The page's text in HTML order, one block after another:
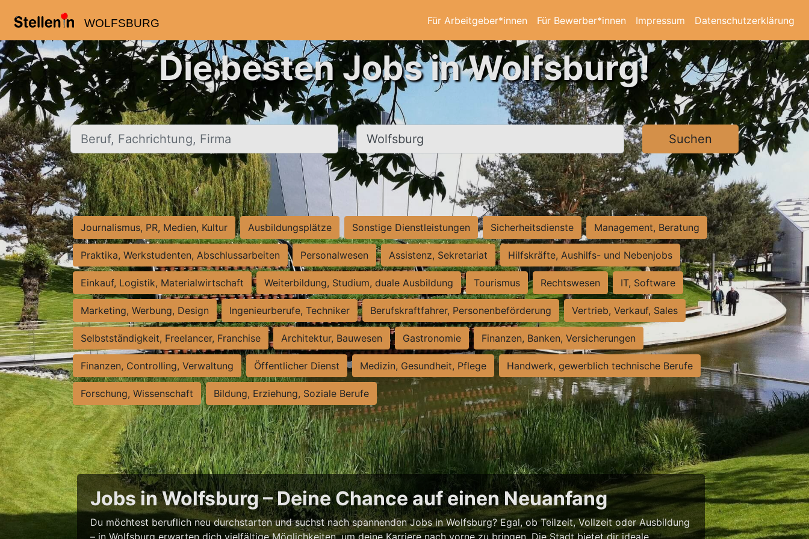
WOLFSBURG Für Arbeitgeber*innen Für Bewerber*innen Impressum Datenschutzerklärung
Die besten Jobs in Wolfsburg!
Beruf, Fachrichtung, Firma Ort, Stadt Suchen
Journalismus, PR, Medien, Kultur Ausbildungsplätze Sonstige Dienstleistungen Sicherheitsdienste Management, Beratung
Praktika, Werkstudenten, Abschlussarbeiten Personalwesen Assistenz, Sekretariat Hilfskräfte, Aushilfs- und Nebenjobs
Einkauf, Logistik, Materialwirtschaft Weiterbildung, Studium, duale Ausbildung Tourismus Rechtswesen IT, Software
Marketing, Werbung, Design Ingenieurberufe, Techniker Berufskraftfahrer, Personenbeförderung Vertrieb, Verkauf, Sales
Selbstständigkeit, Freelancer, Franchise Architektur, Bauwesen Gastronomie Finanzen, Banken, Versicherungen
Finanzen, Controlling, Verwaltung Öffentlicher Dienst Medizin, Gesundheit, Pflege Handwerk, gewerblich technische Berufe
Forschung, Wissenschaft Bildung, Erziehung, Soziale Berufe
Jobs in Wolfsburg – Deine Chance auf einen Neuanfang
Du möchtest beruflich neu durchstarten und suchst nach spannenden Jobs in Wolfsburg? Egal, ob Teilzeit, Vollzeit oder Ausbildung